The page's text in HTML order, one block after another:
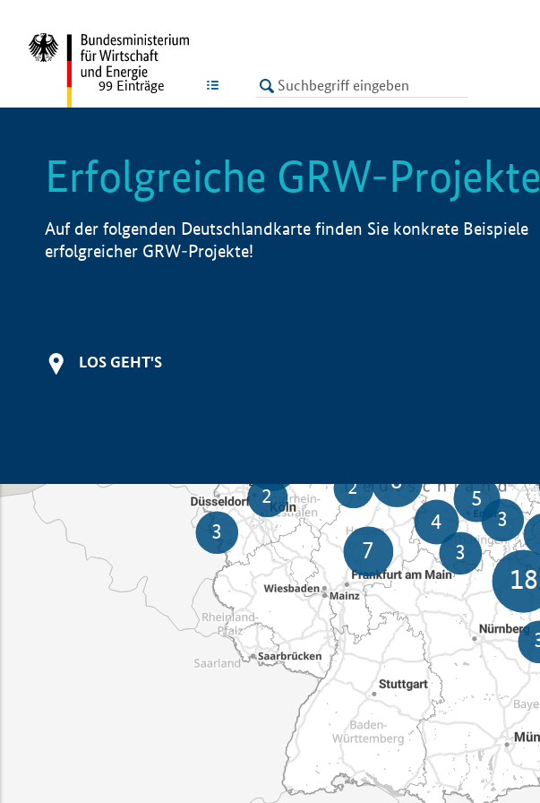
LISTE
99 Einträge
Erfolgreiche GRW-Projekte
Auf der folgenden Deutschlandkarte finden Sie konkrete Beispiele
erfolgreicher GRW-Projekte!
LOS GEHT'S